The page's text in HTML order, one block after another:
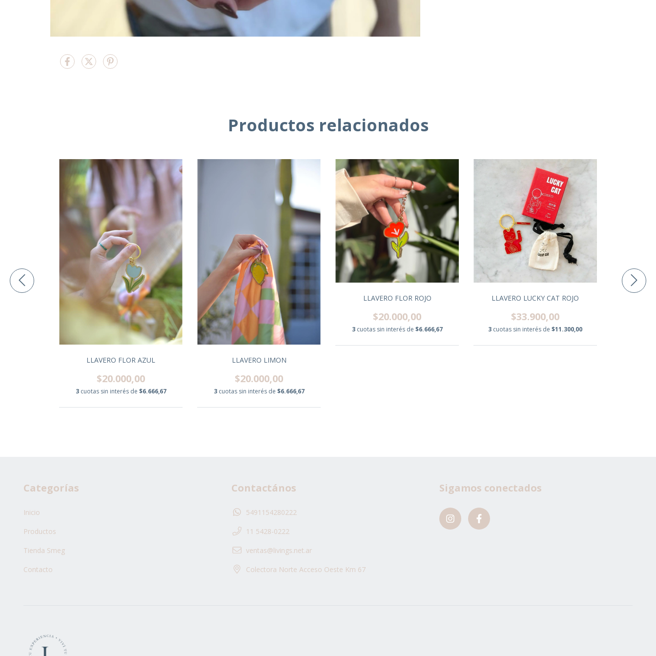
Productos relacionados
LLAVERO FLOR AZUL
$20.000,00
3 cuotas sin interés de $6.666,67
LLAVERO LIMON
$20.000,00
3 cuotas sin interés de $6.666,67
LLAVERO FLOR ROJO
$20.000,00
3 cuotas sin interés de $6.666,67
LLAVERO LUCKY CAT ROJO
$33.900,00
3 cuotas sin interés de $11.300,00
Categorías
Inicio
Productos
Tienda Smeg
Contacto
Contactános
5491154280222
11 5428-0222
ventas@livings.net.ar
Colectora Norte Acceso Oeste Km 67
Sigamos conectados